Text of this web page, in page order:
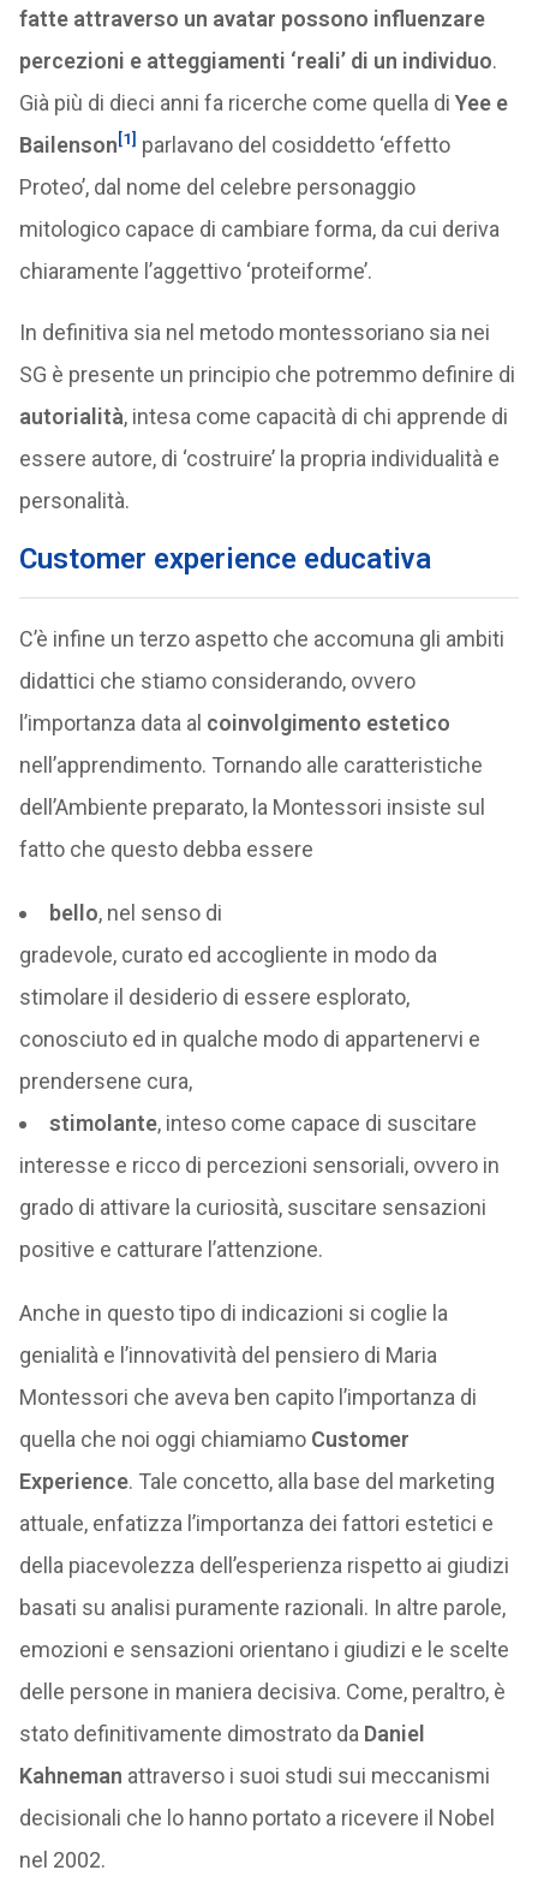
fatte attraverso un avatar possono influenzare
percezioni e atteggiamenti ‘reali’ di un individuo.
Già più di dieci anni fa ricerche come quella di Yee e
Bailenson[1] parlavano del cosiddetto ‘effetto
Proteo’, dal nome del celebre personaggio
mitologico capace di cambiare forma, da cui deriva
chiaramente l’aggettivo ‘proteiforme’.
In definitiva sia nel metodo montessoriano sia nei
SG è presente un principio che potremmo definire di
autorialità, intesa come capacità di chi apprende di
essere autore, di ‘costruire’ la propria individualità e
personalità.
Customer experience educativa
C’è infine un terzo aspetto che accomuna gli ambiti
didattici che stiamo considerando, ovvero
l’importanza data al coinvolgimento estetico
nell’apprendimento. Tornando alle caratteristiche
dell’Ambiente preparato, la Montessori insiste sul
fatto che questo debba essere
bello, nel senso di
gradevole, curato ed accogliente in modo da
stimolare il desiderio di essere esplorato,
conosciuto ed in qualche modo di appartenervi e
prendersene cura,
stimolante, inteso come capace di suscitare
interesse e ricco di percezioni sensoriali, ovvero in
grado di attivare la curiosità, suscitare sensazioni
positive e catturare l’attenzione.
Anche in questo tipo di indicazioni si coglie la
genialità e l’innovatività del pensiero di Maria
Montessori che aveva ben capito l’importanza di
quella che noi oggi chiamiamo Customer
Experience. Tale concetto, alla base del marketing
attuale, enfatizza l’importanza dei fattori estetici e
della piacevolezza dell’esperienza rispetto ai giudizi
basati su analisi puramente razionali. In altre parole,
emozioni e sensazioni orientano i giudizi e le scelte
delle persone in maniera decisiva. Come, peraltro, è
stato definitivamente dimostrato da Daniel
Kahneman attraverso i suoi studi sui meccanismi
decisionali che lo hanno portato a ricevere il Nobel
nel 2002.